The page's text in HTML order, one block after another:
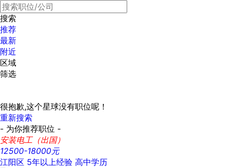
搜索
推荐
最新
附近
区域
筛选
很抱歉,这个星球没有职位呢！
重新搜索
- 为你推荐职位 -
安装电工（出国）
12500-18000元
江阳区 5年以上经验 高中学历